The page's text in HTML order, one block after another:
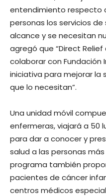
entendimiento respecto
personas los servicios
alcance y se necesitan
agregó que “Direct
colaborar con Fundación
iniciativa para mejorar la
que lo necesitan”.
Una unidad móvil
enfermeras, viajará a 50
para dar a conocer y
salud a las personas
programa también
pacientes de cáncer
centros médicos